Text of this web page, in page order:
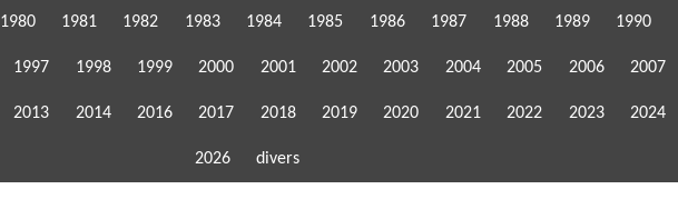
1980 1981 1982 1983 1984 1985 1986 1987 1988 1989 1990
1997 1998 1999 2000 2001 2002 2003 2004 2005 2006 2007
2013 2014 2016 2017 2018 2019 2020 2021 2022 2023 2024
2026 divers